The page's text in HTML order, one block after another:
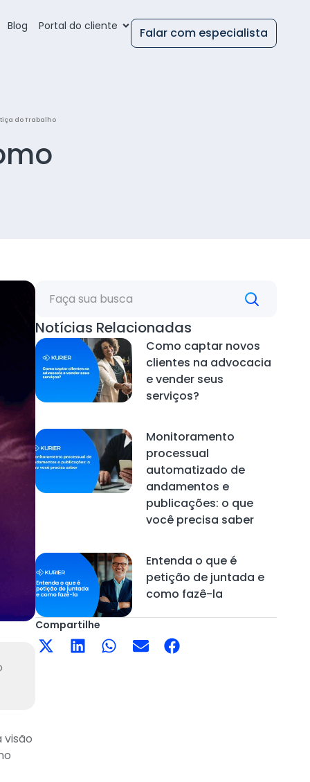
Blog Portal do cliente Falar com especialista
do Trabalho
visão
Notícias Relacionadas
Como captar novos
clientes na advocacia
e vender seus
serviços?
Monitoramento
processual
automatizado de
andamentos e
publicações: o que
você precisa saber
Entenda o que é
petição de juntada e
como fazê-la
Compartilhe